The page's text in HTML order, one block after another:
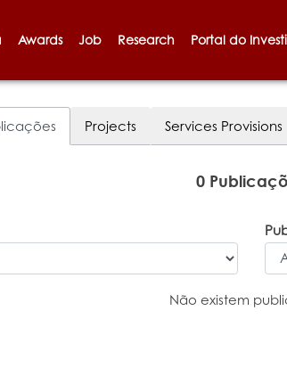
Awards Job Research Portal do
Projects Services Provisions
0
Não existem